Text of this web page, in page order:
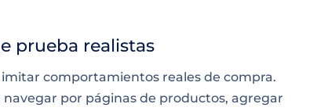
prueba realistas
comportamientos reales de compra.
por páginas de productos, agregar